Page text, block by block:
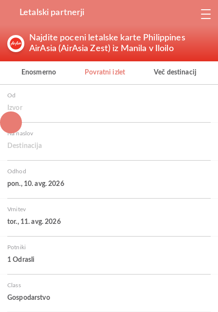
Letalski partnerji
Najdite poceni letalske karte Philippines
AirAsia (AirAsia Zest) iz Manila v Iloilo
Enosmerno Povratni izlet Več destinacij
Od
Izvor
Na naslov
Destinacija
Odhod
pon., 10. avg. 2026
Vrnitev
tor., 11. avg. 2026
Potniki
1 Odrasli
Class
Gospodarstvo